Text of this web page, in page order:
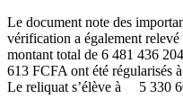
Le document note des
vérification a également
montant total de 6 481 436
613 FCFA ont été régularisés
Le reliquat s’élève à 5 330